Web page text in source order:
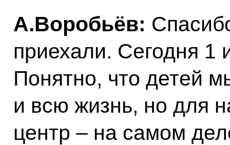
А.Воробьёв:
приехали. Сегодня 1
Понятно, что детей
и всю жизнь, но для
центр – на самом